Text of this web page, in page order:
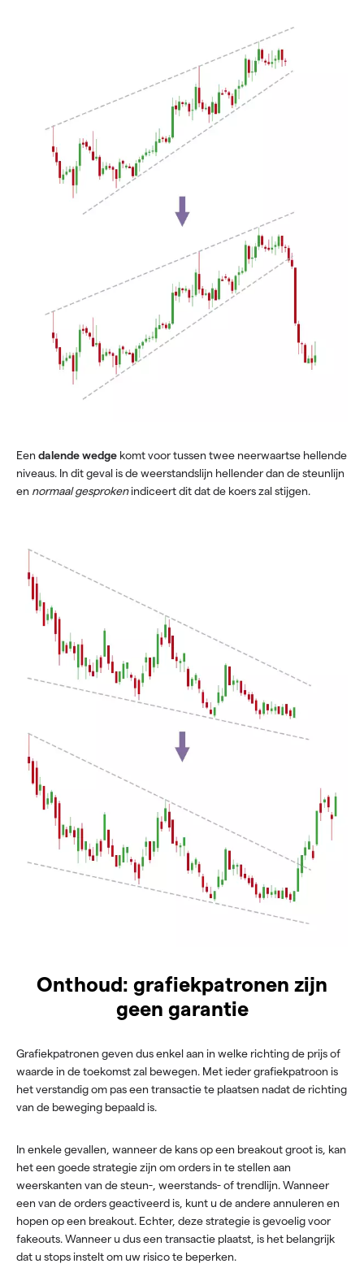
Een dalende wedge komt voor tussen twee neerwaartse hellende
niveaus. In dit geval is de weerstandslijn hellender dan de steunlijn
en normaal gesprokenindiceert dit dat de koers zal stijgen.
Onthoud: grafiekpatronen zijn
geen garantie
Grafiekpatronen geven dus enkel aan in welke richting de prijs of
waarde in de toekomst zal bewegen. Met ieder grafiekpatroon is
het verstandig om pas een transactie te plaatsen nadat de richting
van de beweging bepaald is.
In enkele gevallen, wanneer de kans op een breakout groot is, kan
het een goede strategie zijn om orders in te stellen aan
weerskanten van de steun-, weerstands- of trendlijn. Wanneer
een van de orders geactiveerd is, kunt u de andere annuleren en
hopen op een breakout. Echter, deze strategie is gevoelig voor
fakeouts. Wanneer u dus een transactie plaatst, is het belangrijk
dat u stops instelt om uw risico te beperken.